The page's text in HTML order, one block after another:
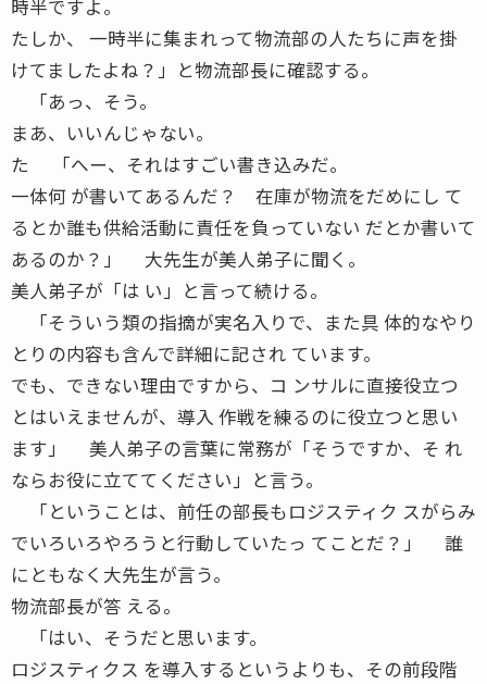
時半ですよ。
たしか、 一時半に集まれって物流部の人たちに声を掛
けてましたよね？」と物流部長に確認する。
「あっ、そう。
まあ、いいんじゃない。
た 「へー、それはすごい書き込みだ。
一体何 が書いてあるんだ？ 在庫が物流をだめにし て
るとか誰も供給活動に責任を負っていない だとか書いて
あるのか？」 大先生が美人弟子に聞く。
美人弟子が「は い」と言って続ける。
「そういう類の指摘が実名入りで、また具 体的なやり
とりの内容も含んで詳細に記され ています。
でも、できない理由ですから、コ ンサルに直接役立つ
とはいえませんが、導入 作戦を練るのに役立つと思い
ます」 美人弟子の言葉に常務が「そうですか、そ れ
ならお役に立ててください」と言う。
「ということは、前任の部長もロジスティク スがらみ
でいろいろやろうと行動していたっ てことだ？」 誰
にともなく大先生が言う。
物流部長が答 える。
「はい、そうだと思います。
ロジスティクス を導入するというよりも、その前段階